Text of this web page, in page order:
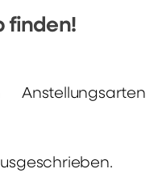
finden!
Anstellungsarten